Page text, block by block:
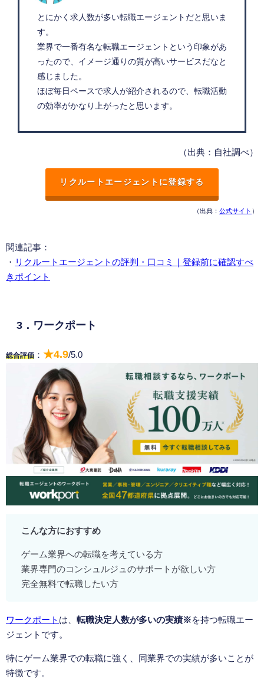
とにかく求人数が多い転職エージェントだと思いま
す。
業界で一番有名な転職エージェントという印象があ
ったので、イメージ通りの質が高いサービスだなと
感じました。
ほぼ毎日ペースで求人が紹介されるので、転職活動
の効率がかなり上がったと思います。
（出典：自社調べ）
リクルートエージェントに登録する
（出典： 公式サイト ）
関連記事：
・ リクルートエージェントの評判・口コミ｜登録前に確認すべ
きポイント
3．ワークポート
総合評価 ： ★4.9/5.0
こんな方におすすめ
ゲーム業界への転職を考えている方
業界専門のコンシュルジュのサポートが欲しい方
完全無料で転職したい方
ワークポート は、 転職決定人数が多いの実績※ を持つ転職エー
ジェントです。
特にゲーム業界での転職に強く、同業界での実績が多いことが
特徴です。